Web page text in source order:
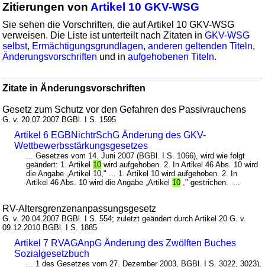
Zitierungen von Artikel 10 GKV-WSG
Sie sehen die Vorschriften, die auf Artikel 10 GKV-WSG
verweisen. Die Liste ist unterteilt nach Zitaten inGKV-WSG
selbst, Ermächtigungsgrundlagen,anderen geltenden Titeln,
Änderungsvorschriften und inaufgehobenen Titeln.
Zitate in Änderungsvorschriften
Gesetz zum Schutz vor den Gefahren des Passivrauchens
G. v. 20.07.2007 BGBl. I S. 1595
Artikel 6 EGBNichtrSchG Änderung des GKV-
Wettbewerbsstärkungsgesetzes
... Gesetzes vom 14. Juni 2007 (BGBl. I S. 1066), wird wie folgt
geändert: 1. Artikel 10 wird aufgehoben. 2. In Artikel 46 Abs. 10 wird
die Angabe „Artikel 10," ... 1. Artikel 10 wird aufgehoben. 2. In
Artikel 46 Abs. 10 wird die Angabe „Artikel 10 ," gestrichen. ...
RV-Altersgrenzenanpassungsgesetz
G. v. 20.04.2007 BGBl. I S. 554; zuletzt geändert durch Artikel 20 G. v.
09.12.2010 BGBl. I S. 1885
Artikel 7 RVAGAnpG Änderung des Zwölften Buches
Sozialgesetzbuch
... 1 des Gesetzes vom 27. Dezember 2003, BGBl. I S. 3022, 3023),